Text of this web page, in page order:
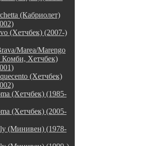
(Кабриолет)
(Хетчбек) (2007-)
Marea/Marengo
Комби, Хетчбек)
(Хетчбек)
(Хетчбек) (1985-
(Хетчбек) (2005-
(Минивен) (1978-